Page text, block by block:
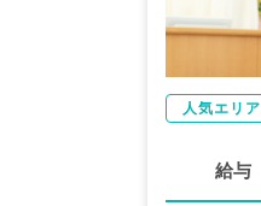
人気エリア
給与